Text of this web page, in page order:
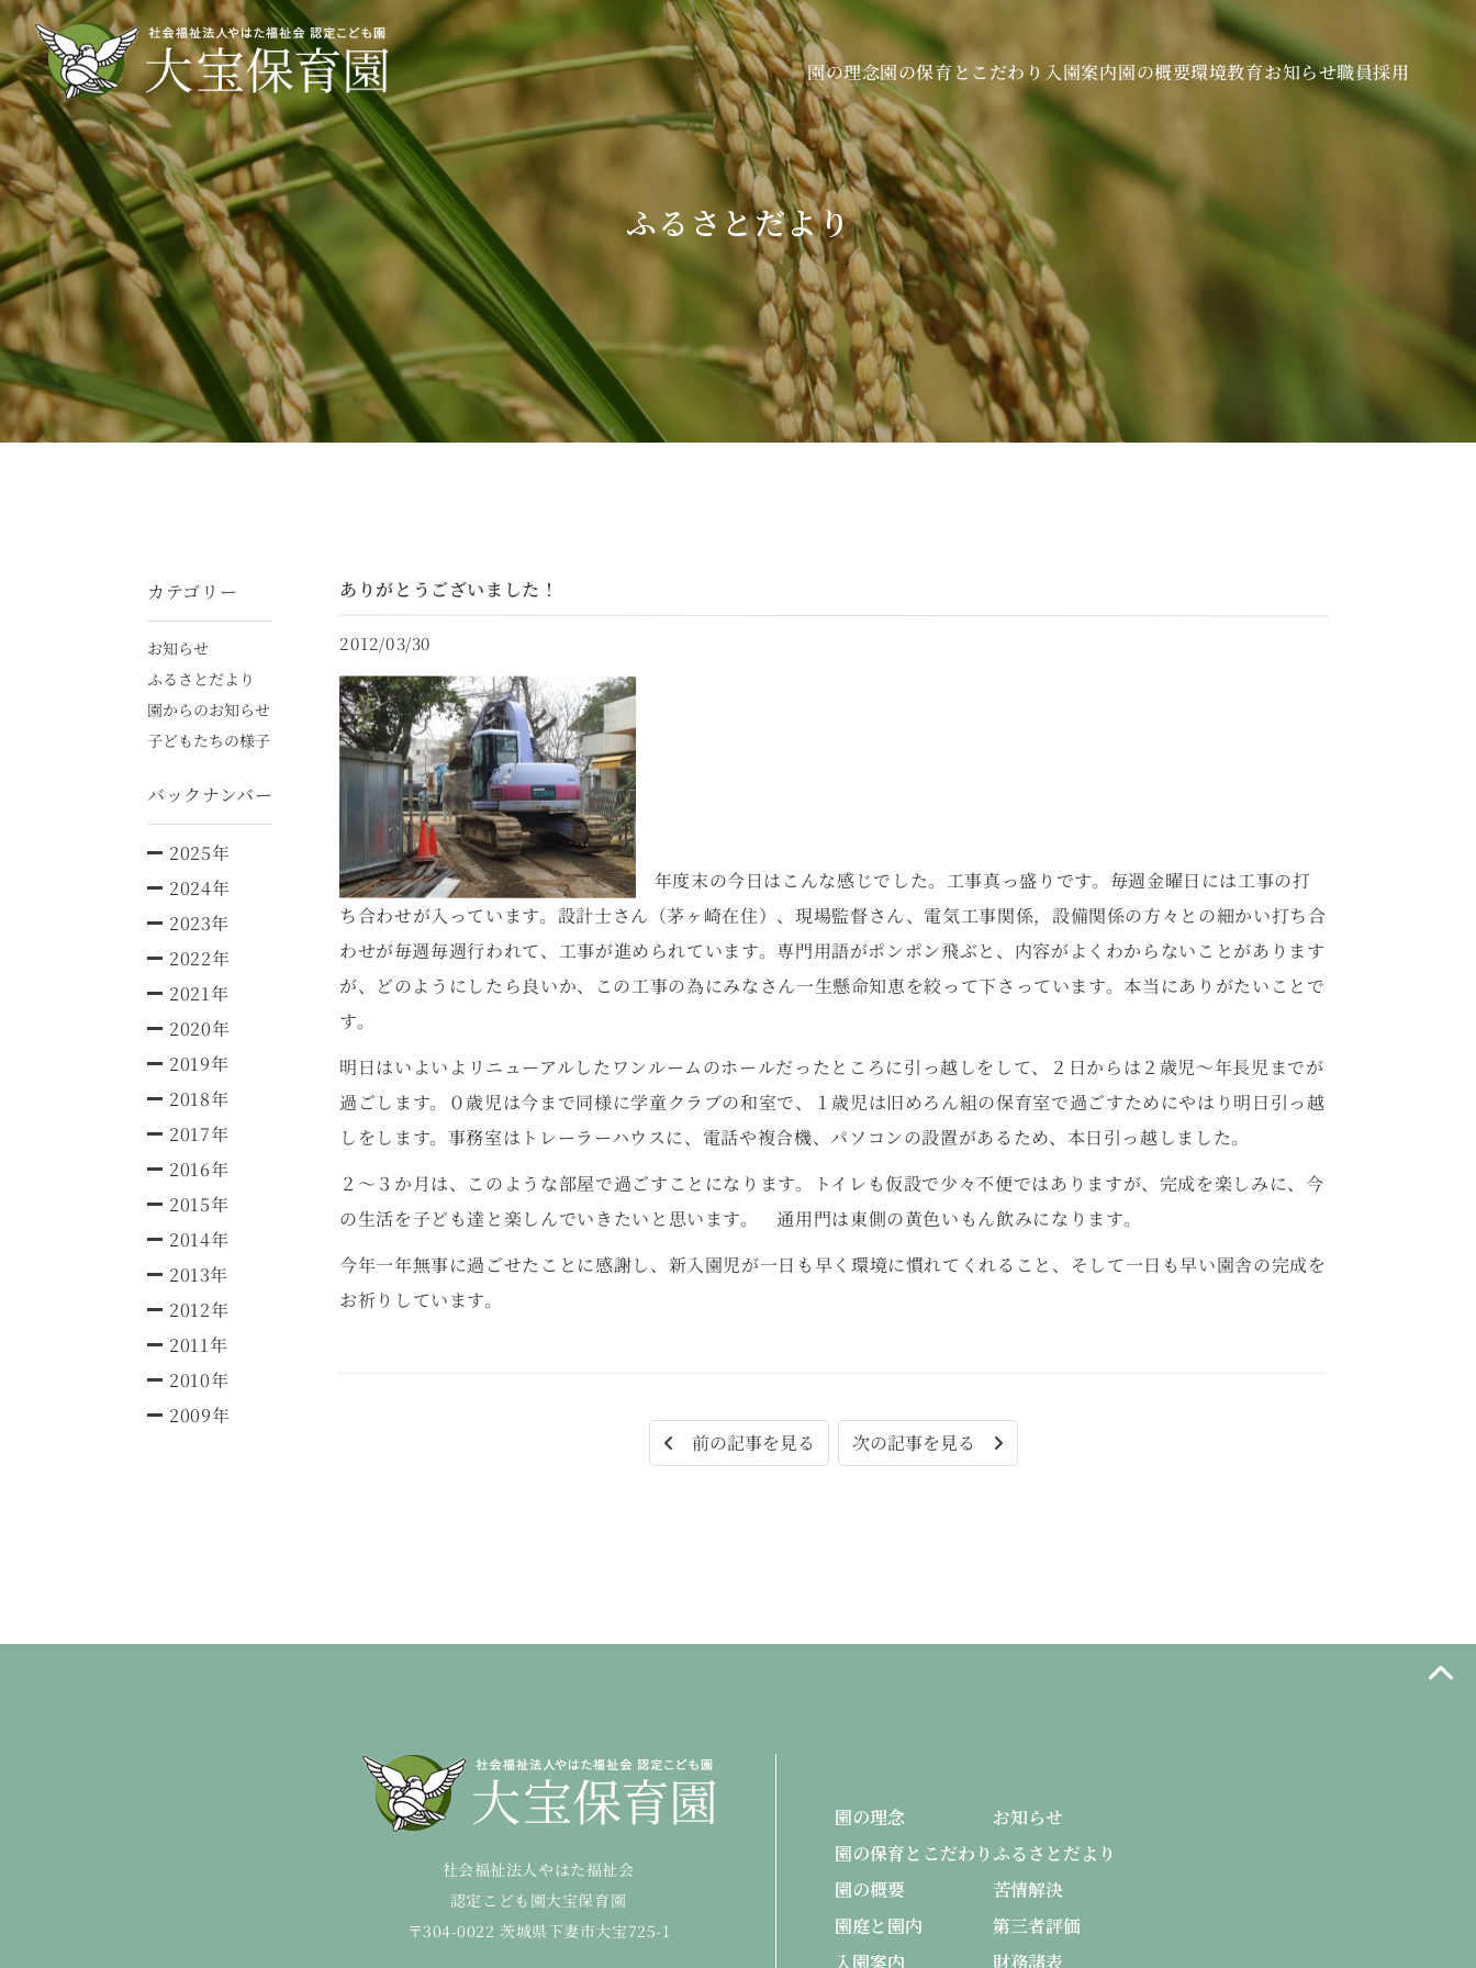
園の理念園の保育とこだわり 入園案内園の概要環境教育お知らせ職員採用
ふるさとだより
カテゴリー
お知らせ
ふるさとだより
園からのお知らせ
子どもたちの様子
バックナンバー
2025年
2024年
2023年
2022年
2021年
2020年
2019年
2018年
2017年
2016年
2015年
2014年
2013年
2012年
2011年
2010年
2009年
ありがとうございました！
2012/03/30
年度末の今日はこんな感じでした。工事真っ盛りです。毎週金曜日には工事の打
ち合わせが入っています。設計士さん（茅ヶ崎在住）、現場監督さん、電気工事関係，設備関係の方々との細かい打ち合
わせが毎週毎週行われて、工事が進められています。専門用語がポンポン飛ぶと、内容がよくわからないことがあります
が、どのようにしたら良いか、この工事の為にみなさん一生懸命知恵を絞って下さっています。本当にありがたいことで
す。
明日はいよいよリニューアルしたワンルームのホールだったところに引っ越しをして、２日からは２歳児～年長児までが
過ごします。０歳児は今まで同様に学童クラブの和室で、１歳児は旧めろん組の保育室で過ごすためにやはり明日引っ越
しをします。事務室はトレーラーハウスに、電話や複合機、パソコンの設置があるため、本日引っ越しました。
２～３か月は、このような部屋で過ごすことになります。トイレも仮設で少々不便ではありますが、完成を楽しみに、今
の生活を子ども達と楽しんでいきたいと思います。 通用門は東側の黄色いもん飲みになります。
今年一年無事に過ごせたことに感謝し、新入園児が一日も早く環境に慣れてくれること、そして一日も早い園舎の完成を
お祈りしています。
前の記事を見る 次の記事を見る
社会福祉法人やはた福祉会
認定こども園大宝保育園
〒304-0022 茨城県下妻市大宝725-1
園の理念
園の保育とこだわり
園の概要
園庭と園内
入園案内
お知らせ
ふるさとだより
苦情解決
第三者評価
財務諸表